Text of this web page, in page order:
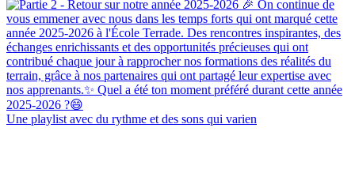
Une playlist avec du rythme et des sons qui varien